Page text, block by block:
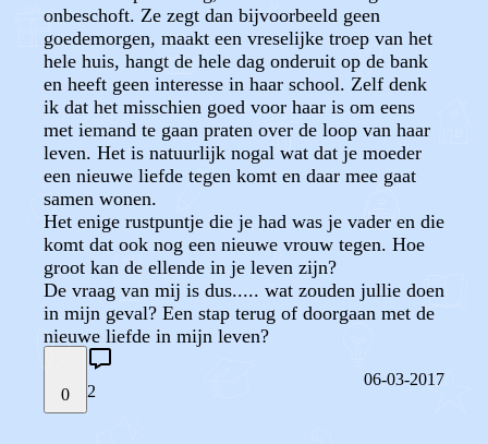
onbeschoft. Ze zegt dan bijvoorbeeld geen
goedemorgen, maakt een vreselijke troep van het
hele huis, hangt de hele dag onderuit op de bank
en heeft geen interesse in haar school. Zelf denk
ik dat het misschien goed voor haar is om eens
met iemand te gaan praten over de loop van haar
leven. Het is natuurlijk nogal wat dat je moeder
een nieuwe liefde tegen komt en daar mee gaat
samen wonen.
Het enige rustpuntje die je had was je vader en die
komt dat ook nog een nieuwe vrouw tegen. Hoe
groot kan de ellende in je leven zijn?
De vraag van mij is dus..... wat zouden jullie doen
in mijn geval? Een stap terug of doorgaan met de
nieuwe liefde in mijn leven?
0 2
06-03-2017